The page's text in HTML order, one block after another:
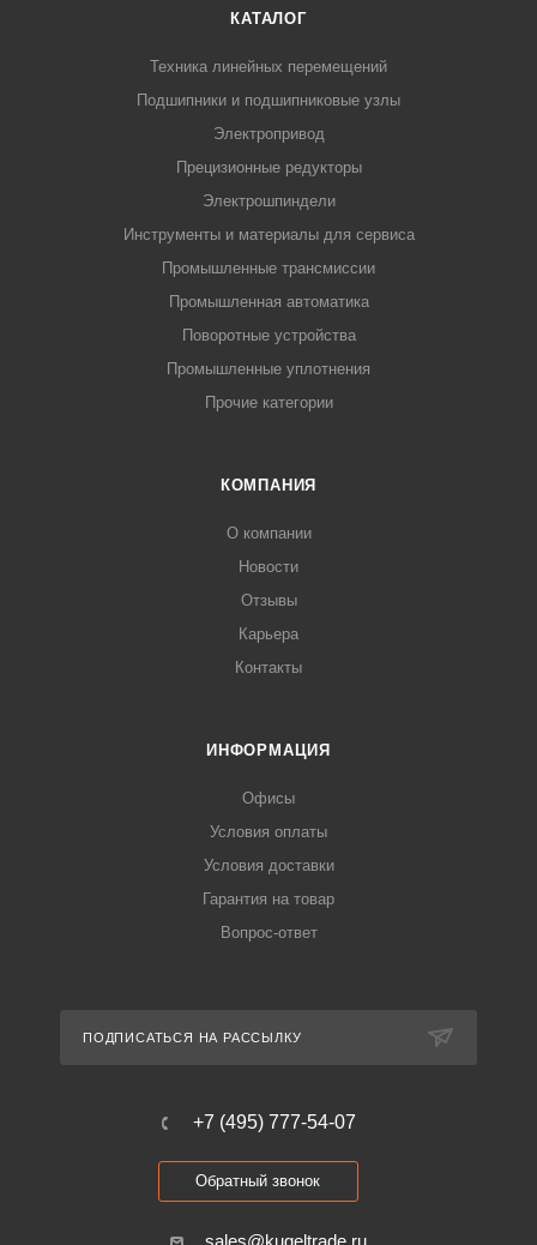
КАТАЛОГ
Техника линейных перемещений
Подшипники и подшипниковые узлы
Электропривод
Прецизионные редукторы
Электрошпиндели
Инструменты и материалы для сервиса
Промышленные трансмиссии
Промышленная автоматика
Поворотные устройства
Промышленные уплотнения
Прочие категории
КОМПАНИЯ
О компании
Новости
Отзывы
Карьера
Контакты
ИНФОРМАЦИЯ
Офисы
Условия оплаты
Условия доставки
Гарантия на товар
Вопрос-ответ
ПОДПИСАТЬСЯ НА РАССЫЛКУ
+7 (495) 777-54-07
Обратный звонок
sales@kugeltrade.ru